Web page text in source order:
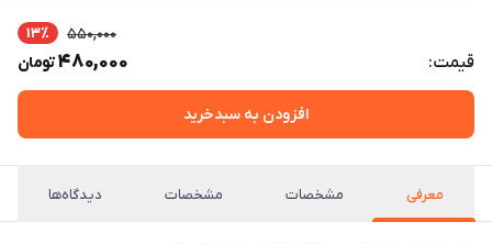
قیمت:
550,000 13٪
480,000تومان
افزودن به سبدخرید
معرفی مشخصات مشخصات دیدگاه‌ها